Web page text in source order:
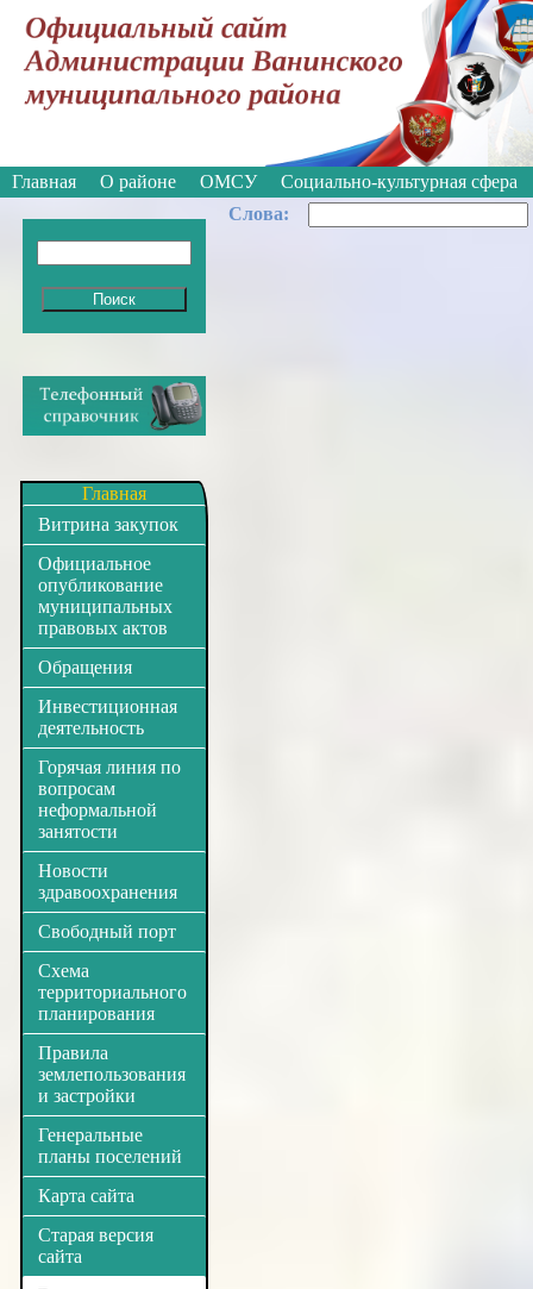
Версия для слабовидящих:
Главная О районе ОМСУ Социально-культурная сфера
Главная
Витрина закупок
Официальное
опубликование
муниципальных
правовых актов
Обращения
Инвестиционная
деятельность
Горячая линия по
вопросам
неформальной
занятости
Новости
здравоохранения
Свободный порт
Схема
территориального
планирования
Правила
землепользования
и застройки
Генеральные
планы поселений
Карта сайта
Старая версия
сайта
Cлова: